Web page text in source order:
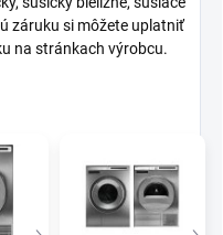
záruku si môžete uplatniť
na stránkach výrobcu.